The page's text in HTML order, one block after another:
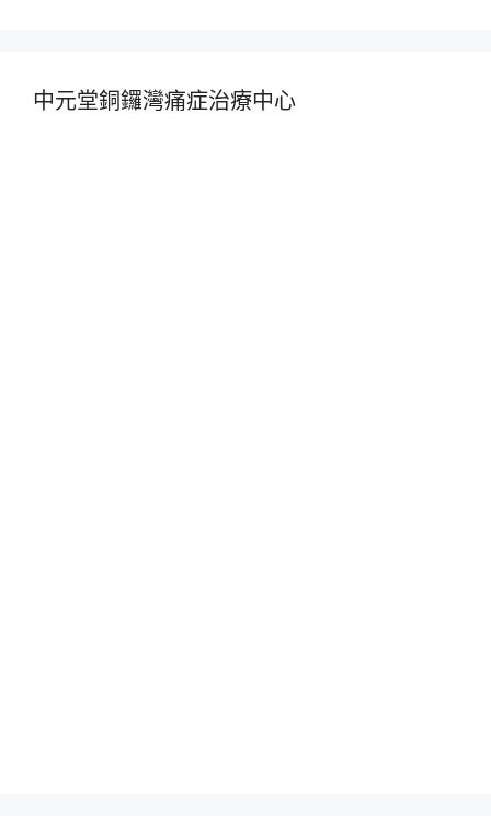
中元堂銅鑼灣痛症治療中心